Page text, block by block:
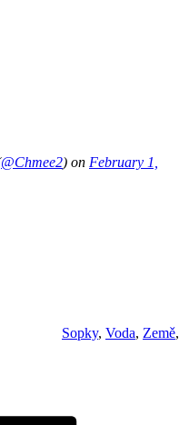
@Chmee2) on February 1,
Sopky, Voda, Země,